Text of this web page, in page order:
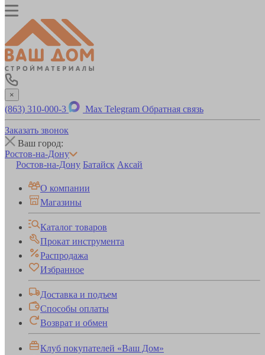
×
(863) 310-000-3 Max Telegram Обратная связь
Заказать звонок
Ваш город:
Ростов-на-Дону
Ростов-на-Дону Батайск Аксай
О компании
Магазины
Каталог товаров
Прокат инструмента
Распродажа
Избранное
Доставка и подъем
Способы оплаты
Возврат и обмен
Клуб покупателей «Ваш Дом»